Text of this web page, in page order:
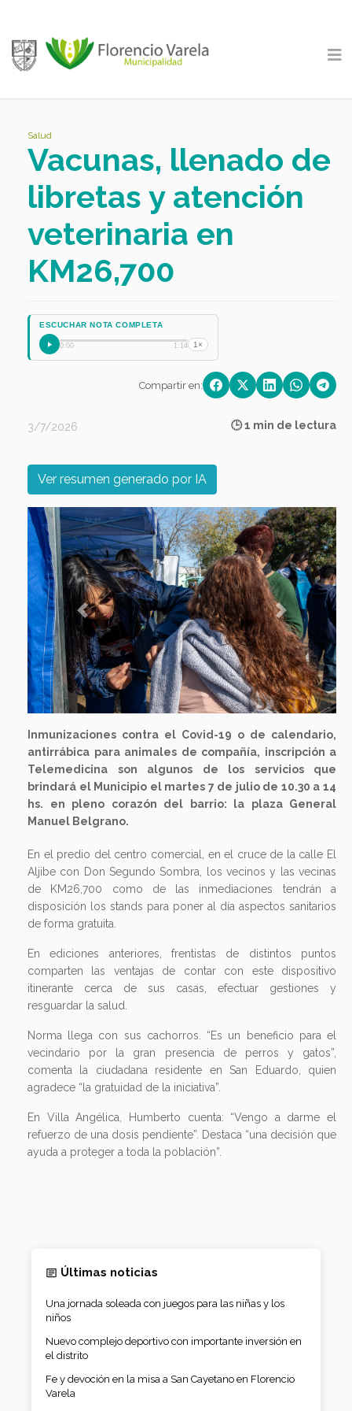
Salud
Vacunas, llenado de
libretas y atención
veterinaria en
KM26,700
ESCUCHAR NOTA COMPLETA
0:00 1:14 1×
Compartir en:
3/7/2026 🕒 1 min de lectura
Ver resumen generado por IA
Previous Next
Inmunizaciones contra el Covid-19 o de calendario,
antirrábica para animales de compañía, inscripción a
Telemedicina son algunos de los servicios que
brindará el Municipio el martes 7 de julio de 10.30 a 14
hs. en pleno corazón del barrio: la plaza General
Manuel Belgrano.
En el predio del centro comercial, en el cruce de la calle El
Aljibe con Don Segundo Sombra, los vecinos y las vecinas
de KM26,700 como de las inmediaciones tendrán a
disposición los stands para poner al día aspectos sanitarios
de forma gratuita.
En ediciones anteriores, frentistas de distintos puntos
comparten las ventajas de contar con este dispositivo
itinerante cerca de sus casas, efectuar gestiones y
resguardar la salud.
Norma llega con sus cachorros. “Es un beneficio para el
vecindario por la gran presencia de perros y gatos”,
comenta la ciudadana residente en San Eduardo, quien
agradece “la gratuidad de la iniciativa”.
En Villa Angélica, Humberto cuenta: “Vengo a darme el
refuerzo de una dosis pendiente”. Destaca “una decisión que
ayuda a proteger a toda la población”.
Últimas noticias
Una jornada soleada con juegos para las niñas y los
niños
Nuevo complejo deportivo con importante inversión en
el distrito
Fe y devoción en la misa a San Cayetano en Florencio
Varela